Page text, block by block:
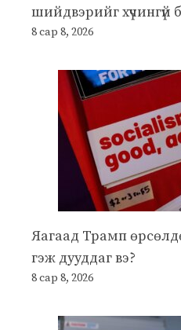
шийдвэрийг хүчингүй
8 сар 8, 2026
Яагаад Трамп
гэж дууддаг вэ?
8 сар 8, 2026